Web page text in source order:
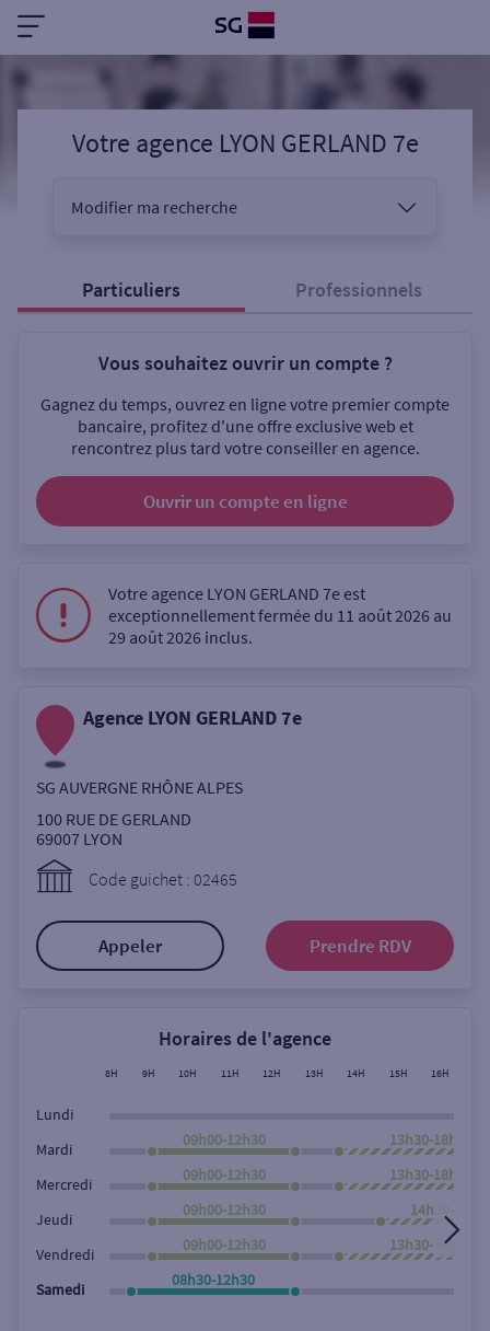
Votre agence LYON GERLAND 7e
Modifier ma recherche
Sélectionnez votre recherche
Ouverte le samedi
Ouverte le lundi
Autour de moi
Rue
Rechercher
Particuliers Professionnels
Vous souhaitez ouvrir un compte ?
Gagnez du temps, ouvrez en ligne votre premier compte
bancaire, profitez d'une offre exclusive web et
rencontrez plus tard votre conseiller en agence.
Ouvrir un compte en ligne
Votre agence LYON GERLAND 7e est
exceptionnellement fermée du 11 août 2026 au
29 août 2026 inclus.
Agence LYON GERLAND 7e
SG AUVERGNE RHÔNE ALPES
100 RUE DE GERLAND
69007 LYON
Code guichet : 02465
Appeler Prendre RDV
Horaires de l'agence
8H 9H 10H 11H 12H 13H 14H 15H 16H
Lundi
Mardi
09h00-12h30 13h30-18h00
Mercredi
09h00-12h30 13h30-18h00
Jeudi
09h00-12h30 14h30-
Vendredi
09h00-12h30 13h30-18h00
Samedi
08h30-12h30